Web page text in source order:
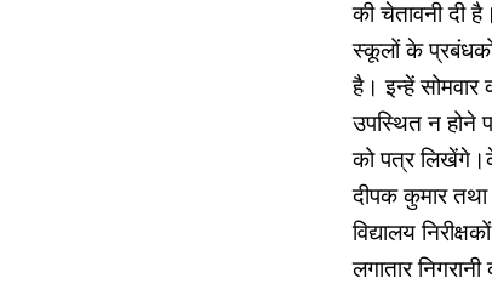
की चेतावनी दी
स्कूलों के प्रबंधकों
है। इन्हें
उपस्थित न होने
को पत्र
दीपक कुमार
विद्यालय
लगातार